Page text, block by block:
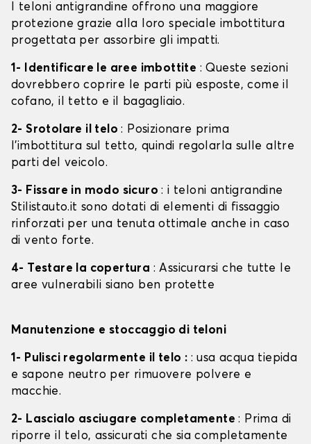
I teloni antigrandine offrono una maggiore
protezione grazie alla loro speciale imbottitura
progettata per assorbire gli impatti.
1- Identificare le aree imbottite : Queste sezioni
dovrebbero coprire le parti più esposte, come il
cofano, il tetto e il bagagliaio.
2- Srotolare il telo: Posizionare prima
l'imbottitura sul tetto, quindi regolarla sulle altre
parti del veicolo.
3- Fissare in modo sicuro: i teloni antigrandine
Stilistauto.it sono dotati di elementi di fissaggio
rinforzati per una tenuta ottimale anche in caso
di vento forte.
4- Testare la copertura : Assicurarsi che tutte le
aree vulnerabili siano ben protette
Manutenzione e stoccaggio di teloni
1- Pulisci regolarmente il telo : : usa acqua tiepida
e sapone neutro per rimuovere polvere e
macchie.
2- Lascialo asciugare completamente: Prima di
riporre il telo, assicurati che sia completamente